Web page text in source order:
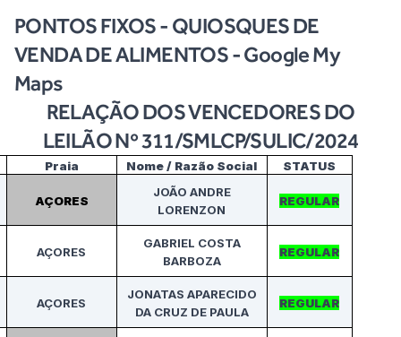
PONTOS FIXOS - QUIOSQUES DE
VENDA DE ALIMENTOS - Google My
Maps
RELAÇÃO DOS VENCEDORES DO
LEILÃO Nº 311/SMLCP/SULIC/2024
Praia Nome / Razão Social STATUS
AÇORES
JOÃO ANDRE
LORENZON
REGULAR
AÇORES
GABRIEL COSTA
BARBOZA
REGULAR
AÇORES
JONATAS APARECIDO
DA CRUZ DE PAULA
REGULAR